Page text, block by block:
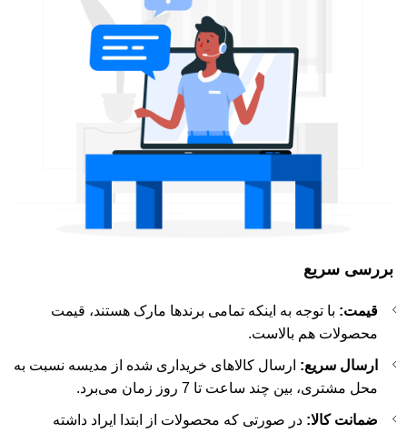
بررسی سریع
قیمت: با توجه به اینکه تمامی برندها مارک هستند، قیمت
محصولات هم بالاست.
ارسال سریع: ارسال کالاهای خریداری شده از مدیسه نسبت به
محل مشتری، بین چند ساعت تا 7 روز زمان می‌برد.
ضمانت کالا: در صورتی که محصولات از ابتدا ایراد داشته